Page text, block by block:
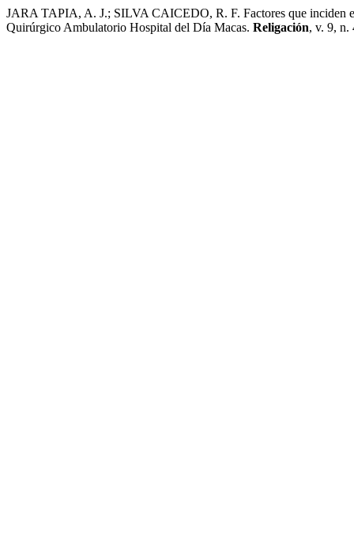
JARA TAPIA, A. J.; SILVA CAICEDO, R. F. Factores que inciden
Quirúrgico Ambulatorio Hospital del Día Macas. Religación, v. 9, n.